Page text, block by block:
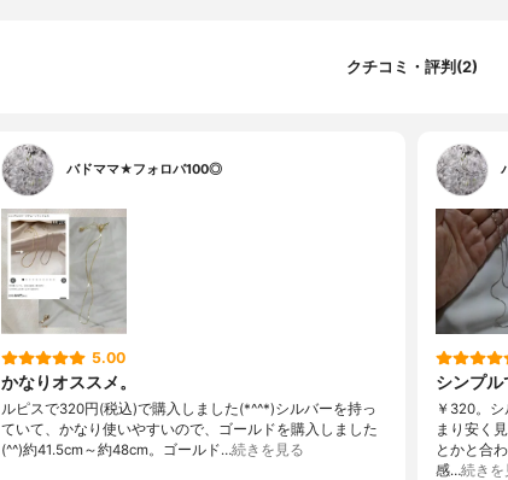
クチコミ・評判(2)
バドママ★フォロバ100◎
5.00
かなりオススメ。
ルピスで320円(税込)で購入しました(*^^*)シルバーを持っ
ていて、かなり使いやすいので、ゴールドを購入しました
(^^)約41.5cm～約48cm。ゴールド…続きを見る
シンプル
￥320。
まり安く
とかと合
感…続きを